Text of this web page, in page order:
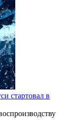
стартовал в